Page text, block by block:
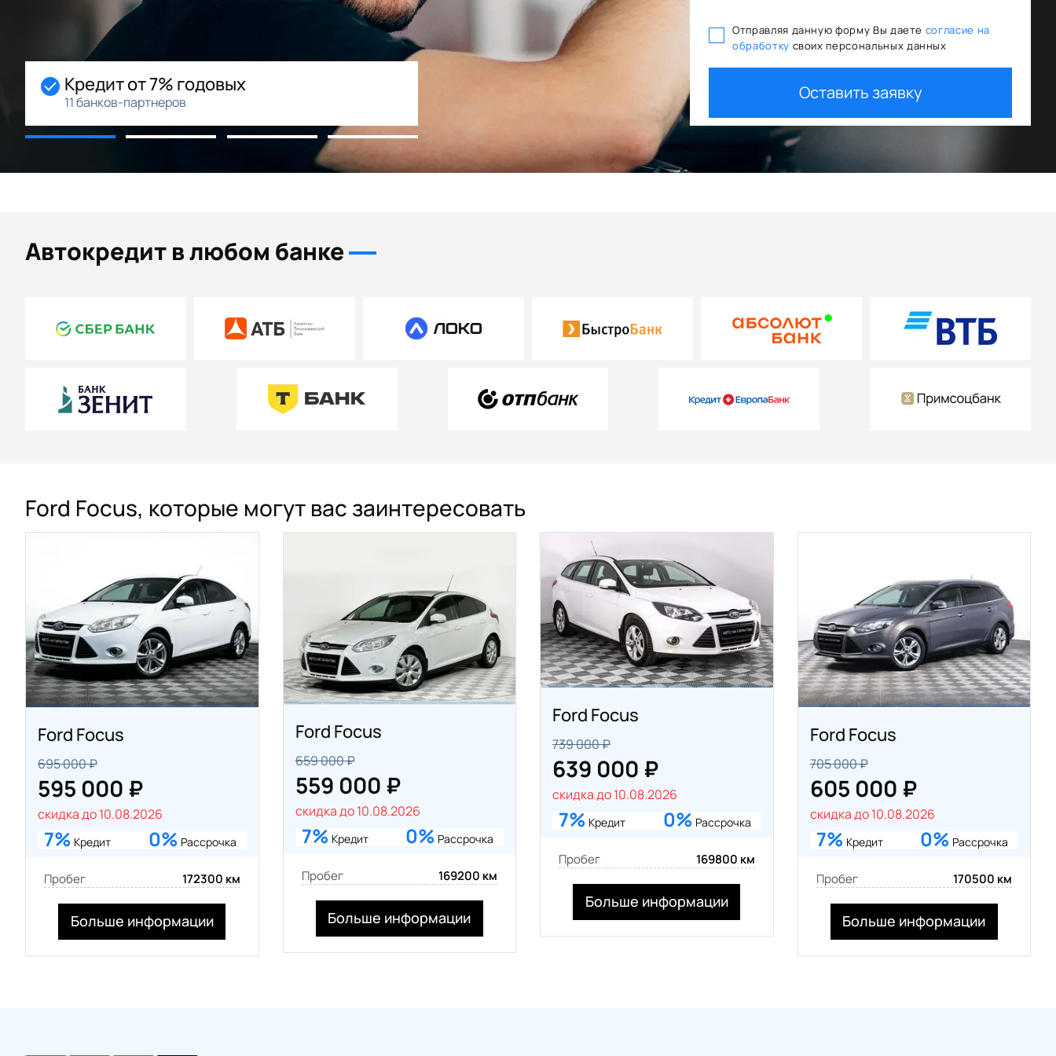
Кредит от 7% годовых
11 банков-партнеров
Отправляя данную форму Вы даете согласие на
обработку своих персональных данных
Оставить заявку
Автокредит в любом банке
Ford Focus, которые могут вас заинтересовать
Ford Focus
695 000 ₽
595 000 ₽
скидка до 10.08.2026
7% Кредит 0% Рассрочка
Пробег 172300 км
Больше информации
Ford Focus
659 000 ₽
559 000 ₽
скидка до 10.08.2026
7% Кредит 0% Рассрочка
Пробег 169200 км
Больше информации
Ford Focus
739 000 ₽
639 000 ₽
скидка до 10.08.2026
7% Кредит 0% Рассрочка
Пробег 169800 км
Больше информации
Ford Focus
705 000 ₽
605 000 ₽
скидка до 10.08.2026
7% Кредит 0% Рассрочка
Пробег 170500 км
Больше информации